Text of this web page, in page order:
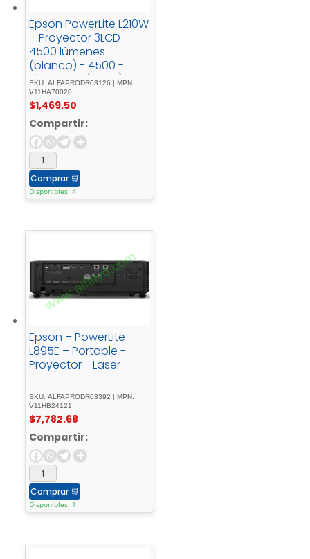
Epson PowerLite L210W
– Proyector 3LCD –
4500 lúmenes
(blanco) - 4500 -
lúmenes - (color)IEE -
802.11a/b/g/n/ac -
inalámbrico/LAN/Mira
cast
SKU: ALFAPRODR03126 | MPN:
V11HA70020
$1,469.50
Compartir:
Comprar 🛒
Disponibles: 4
Epson – PowerLite
L895E – Portable -
Proyector - Laser
SKU: ALFAPRODR03392 | MPN:
V11HB24121
$7,782.68
Compartir:
Comprar 🛒
Disponibles: 1